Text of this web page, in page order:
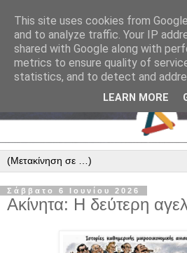
Σάββατο 6 Ιουνίου 2026
Ακίνητα: Η δεύτερη
This site uses cookies from
and to analyze traffic. Your IP
shared with Google along with
metrics to ensure quality of
statistics, and to detect and
LEARN MORE